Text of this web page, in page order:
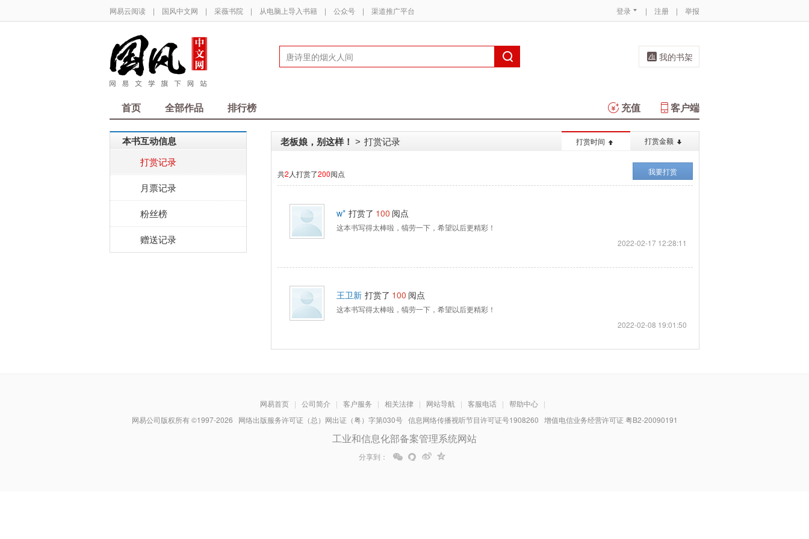
网易云阅读 | 国风中文网 | 采薇书院 | 从电脑上导入书籍 | 公众号 | 渠道推广平台 登录 | 注册 | 举报
我的书架
首页 全部作品 排行榜 客户端
充值
本书互动信息
打赏记录
月票记录
粉丝榜
赠送记录
打赏时间 打赏金额
老板娘，别这样！ > 打赏记录
共2 人打赏了200阅点 我要打赏
w* 打赏了 100 阅点
这本书写得太棒啦，犒劳一下，希望以后更精彩！
2022-02-17 12:28:11
王卫新 打赏了 100 阅点
这本书写得太棒啦，犒劳一下，希望以后更精彩！
2022-02-08 19:01:50
网易首页 | 公司简介 | 客户服务 | 相关法律 | 网站导航 | 客服电话 | 帮助中心 |
网易公司版权所有 ©1997-2026 网络出版服务许可证（总）网出证（粤）字第030号 信息网络传播视听节目许可证号1908260 增值电信业务经营许可证 粤B2-20090191
工业和信息化部备案管理系统网站
分享到：